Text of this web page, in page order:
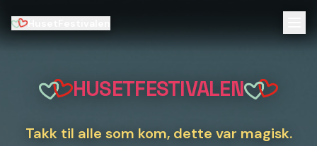
HUSETFESTIVALEN
Takk til alle som kom, dette var magisk.